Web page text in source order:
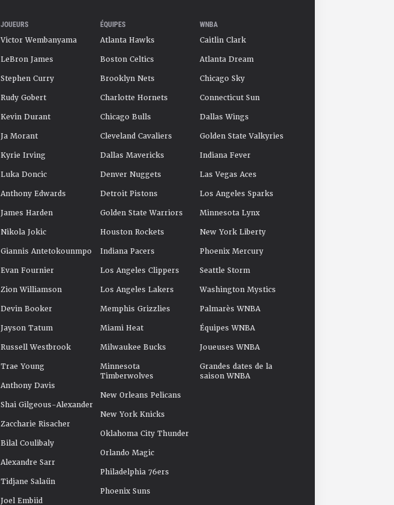
JOUEURS
Victor Wembanyama
LeBron James
Stephen Curry
Rudy Gobert
Kevin Durant
Ja Morant
Kyrie Irving
Luka Doncic
Anthony Edwards
James Harden
Nikola Jokic
Giannis Antetokounmpo
Evan Fournier
Zion Williamson
Devin Booker
Jayson Tatum
Russell Westbrook
Trae Young
Anthony Davis
Shai Gilgeous-Alexander
Zaccharie Risacher
Bilal Coulibaly
Alexandre Sarr
Tidjane Salaün
Joel Embiid
ÉQUIPES
Atlanta Hawks
Boston Celtics
Brooklyn Nets
Charlotte Hornets
Chicago Bulls
Cleveland Cavaliers
Dallas Mavericks
Denver Nuggets
Detroit Pistons
Golden State Warriors
Houston Rockets
Indiana Pacers
Los Angeles Clippers
Los Angeles Lakers
Memphis Grizzlies
Miami Heat
Milwaukee Bucks
Minnesota
Timberwolves
New Orleans Pelicans
New York Knicks
Oklahoma City Thunder
Orlando Magic
Philadelphia 76ers
Phoenix Suns
WNBA
Caitlin Clark
Atlanta Dream
Chicago Sky
Connecticut Sun
Dallas Wings
Golden State Valkyries
Indiana Fever
Las Vegas Aces
Los Angeles Sparks
Minnesota Lynx
New York Liberty
Phoenix Mercury
Seattle Storm
Washington Mystics
Palmarès WNBA
Équipes WNBA
Joueuses WNBA
Grandes dates de la
saison WNBA